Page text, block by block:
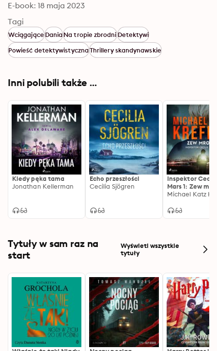
E-book: 18 maja 2023
Tagi
WciągająceDaniaNa tropie zbrodniDetektywi
Powieść detektywistycznaThrillery skandynawskie
Inni polubili także ...
Kiedy pęka tama
Jonathan Kellerman
Echo przeszłości
Cecilia Sjögren
Inspektor
Mars 1: Zew
Michael Katz
Tytuły w sam raz na
start
Wyświetl wszystkie
tytuły